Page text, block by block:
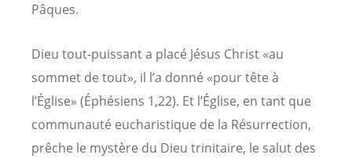
Pâques.
Dieu tout-puissant a placé Jésus Christ «au
sommet de tout», il l’a donné «pour tête à
l’Église» (Éphésiens 1,22). Et l’Église, en tant que
communauté eucharistique de la Résurrection,
prêche le mystère du Dieu trinitaire, le salut des